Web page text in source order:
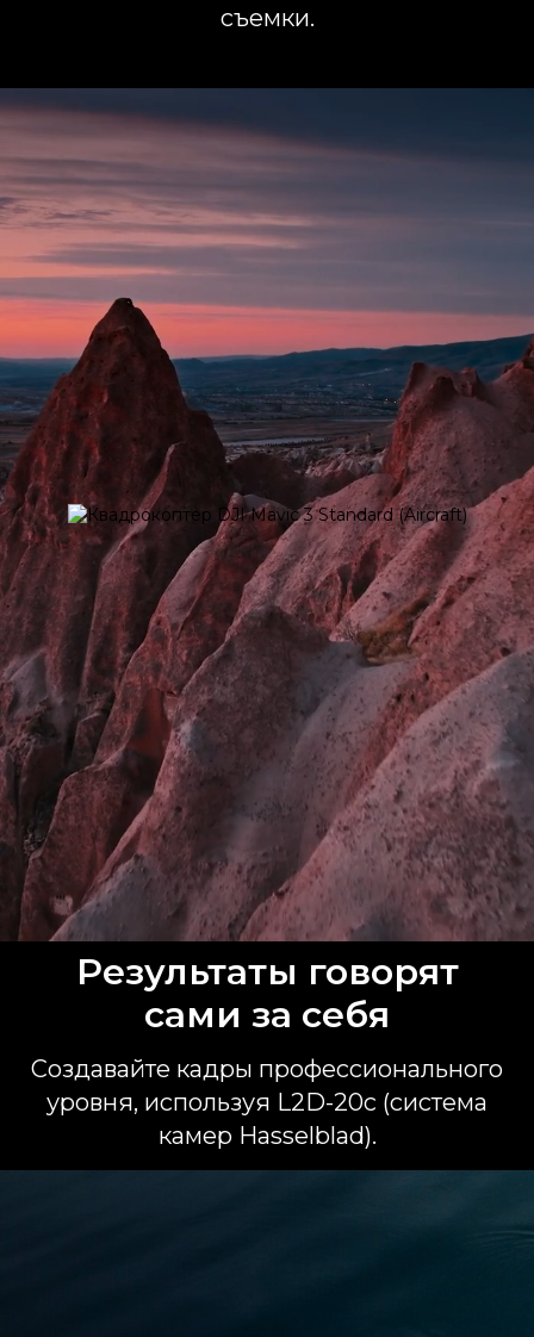
съемки.
Результаты говорят
сами за себя
Создавайте кадры профессионального
уровня, используя L2D-20c (система
камер Hasselblad).